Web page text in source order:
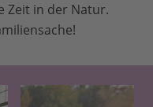
Zeit in der Natur.